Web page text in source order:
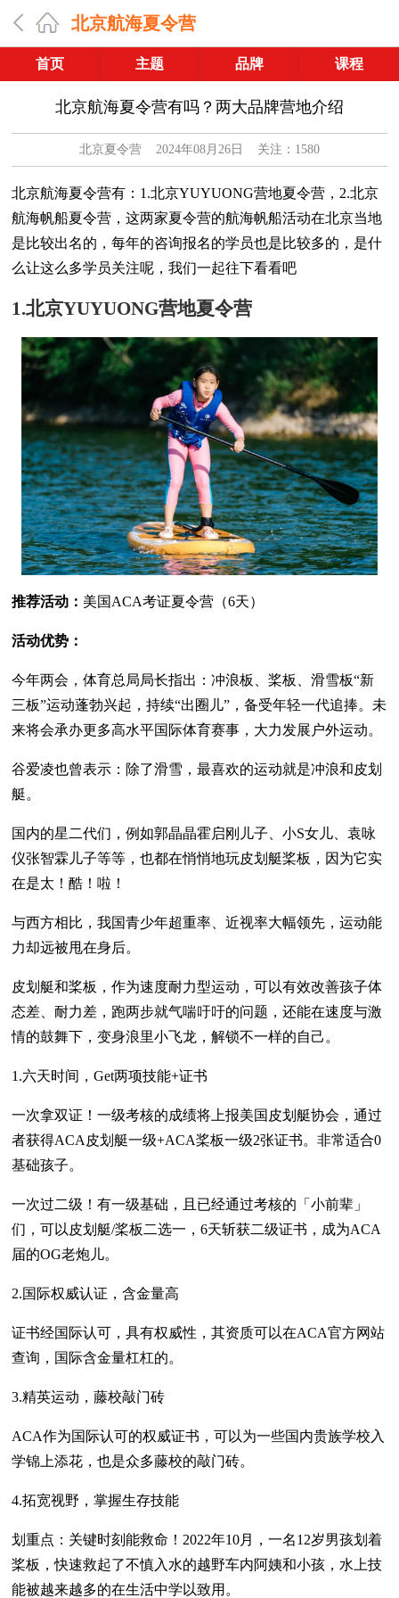
北京航海夏令营
首页 主题 品牌 课程
北京航海夏令营有吗？两大品牌营地介绍
北京夏令营2024年08月26日 关注：1580
北京航海夏令营有：1.北京YUYUONG营地夏令营，2.北京
航海帆船夏令营，这两家夏令营的航海帆船活动在北京当地
是比较出名的，每年的咨询报名的学员也是比较多的，是什
么让这么多学员关注呢，我们一起往下看看吧
1.北京YUYUONG营地夏令营
推荐活动： 美国ACA考证夏令营（6天）
活动优势：
今年两会，体育总局局长指出：冲浪板、桨板、滑雪板“新
三板”运动蓬勃兴起，持续“出圈儿”，备受年轻一代追捧。未
来将会承办更多高水平国际体育赛事，大力发展户外运动。
谷爱凌也曾表示：除了滑雪，最喜欢的运动就是冲浪和皮划
艇。
国内的星二代们，例如郭晶晶霍启刚儿子、小S女儿、袁咏
仪张智霖儿子等等，也都在悄悄地玩皮划艇桨板，因为它实
在是太！酷！啦！
与西方相比，我国青少年超重率、近视率大幅领先，运动能
力却远被甩在身后。
皮划艇和桨板，作为速度耐力型运动，可以有效改善孩子体
态差、耐力差，跑两步就气喘吁吁的问题，还能在速度与激
情的鼓舞下，变身浪里小飞龙，解锁不一样的自己。
1.六天时间，Get两项技能+证书
一次拿双证！一级考核的成绩将上报美国皮划艇协会，通过
者获得ACA皮划艇一级+ACA桨板一级2张证书。非常适合0
基础孩子。
一次过二级！有一级基础，且已经通过考核的「小前辈」
们，可以皮划艇/桨板二选一，6天斩获二级证书，成为ACA
届的OG老炮儿。
2.国际权威认证，含金量高
证书经国际认可，具有权威性，其资质可以在ACA官方网站
查询，国际含金量杠杠的。
3.精英运动，藤校敲门砖
ACA作为国际认可的权威证书，可以为一些国内贵族学校入
学锦上添花，也是众多藤校的敲门砖。
4.拓宽视野，掌握生存技能
划重点：关键时刻能救命！2022年10月，一名12岁男孩划着
桨板，快速救起了不慎入水的越野车内阿姨和小孩，水上技
能被越来越多的在生活中学以致用。